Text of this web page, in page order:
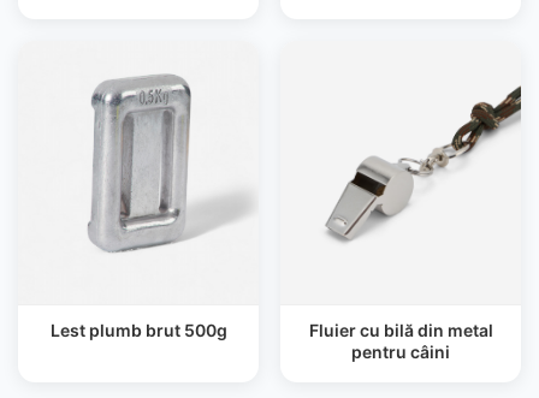
Lest plumb brut 500g
Fluier cu bilă din metal
pentru câini